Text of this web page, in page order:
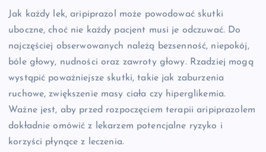
Jak każdy lek, aripiprazol może powodować skutki
uboczne, choć nie każdy pacjent musi je odczuwać. Do
najczęściej obserwowanych należą bezsenność, niepokój,
bóle głowy, nudności oraz zawroty głowy. Rzadziej mogą
wystąpić poważniejsze skutki, takie jak zaburzenia
ruchowe, zwiększenie masy ciała czy hiperglikemia.
Ważne jest, aby przed rozpoczęciem terapii aripiprazolem
dokładnie omówić z lekarzem potencjalne ryzyko i
korzyści płynące z leczenia.